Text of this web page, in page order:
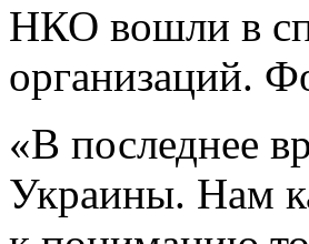
НКО вошли в
организаций.
«В последнее
Украины. Нам